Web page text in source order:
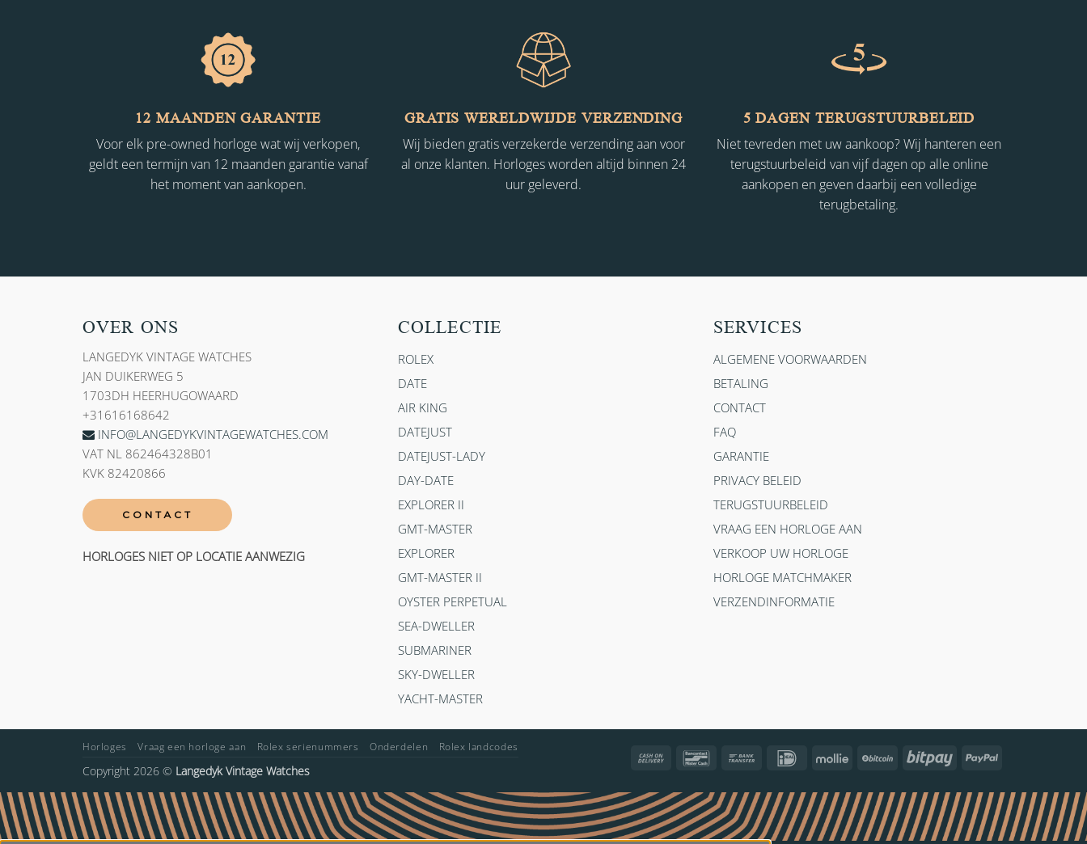
12 MAANDEN GARANTIE
Voor elk pre-owned horloge wat wij verkopen,
geldt een termijn van 12 maanden garantie vanaf
het moment van aankopen.
GRATIS WERELDWIJDE VERZENDING
Wij bieden gratis verzekerde verzending aan voor
al onze klanten. Horloges worden altijd binnen 24
uur geleverd.
5 DAGEN TERUGSTUURBELEID
Niet tevreden met uw aankoop? Wij hanteren een
terugstuurbeleid van vijf dagen op alle online
aankopen en geven daarbij een volledige
terugbetaling.
OVER ONS
LANGEDYK VINTAGE WATCHES
JAN DUIKERWEG 5
1703DH HEERHUGOWAARD
+31616168642
INFO@LANGEDYKVINTAGEWATCHES.COM
VAT NL 862464328B01
KVK 82420866
CONTACT
HORLOGES NIET OP LOCATIE AANWEZIG
COLLECTIE
ROLEX
DATE
AIR KING
DATEJUST
DATEJUST-LADY
DAY-DATE
EXPLORER II
GMT-MASTER
EXPLORER
GMT-MASTER II
OYSTER PERPETUAL
SEA-DWELLER
SUBMARINER
SKY-DWELLER
YACHT-MASTER
SERVICES
ALGEMENE VOORWAARDEN
BETALING
CONTACT
FAQ
GARANTIE
PRIVACY BELEID
TERUGSTUURBELEID
VRAAG EEN HORLOGE AAN
VERKOOP UW HORLOGE
HORLOGE MATCHMAKER
VERZENDINFORMATIE
Cash
Delivery
Bancontact Bank
IDeal Mollie BitCoin Bitpay PayPal
Horloges Vraag een horloge aan Rolex serienummers Onderdelen Rolex landcodes
Copyright 2026 © Langedyk Vintage Watches